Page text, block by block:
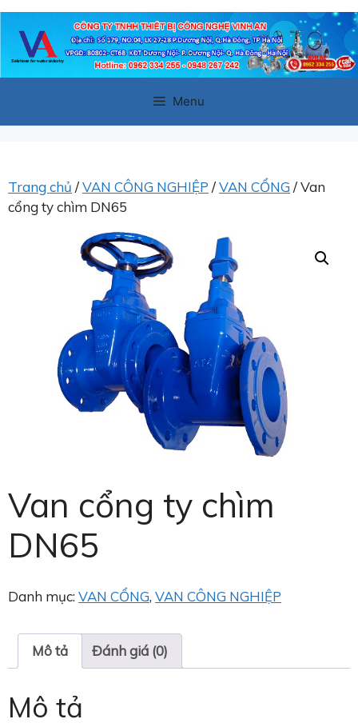
Chuyển
đến
Menu
Trang chủ /VAN CÔNG NGHIỆP /VAN CỔNG / Van
cổng ty chìm DN65
Van cổng ty chìm
DN65
Danh mục:VAN CỔNG, VAN CÔNG NGHIỆP
Mô tả Đánh giá (0)
Mô tả